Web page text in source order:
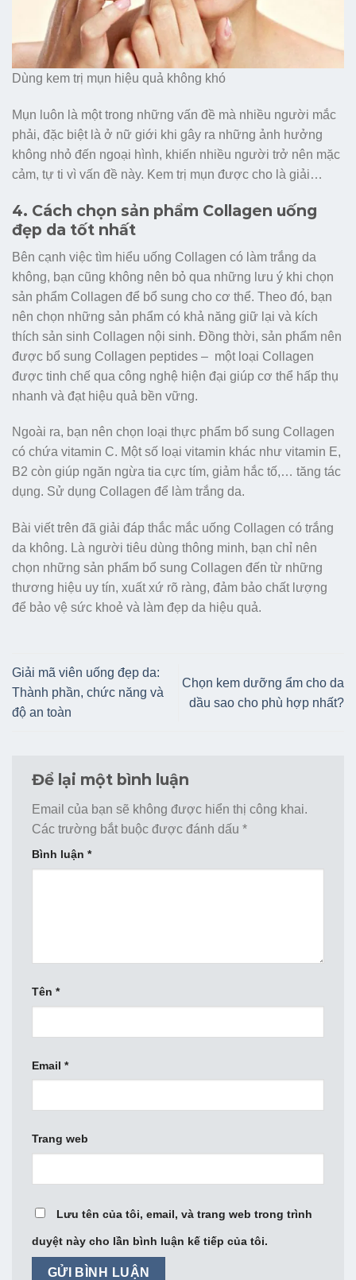
Dùng kem trị mụn hiệu quả không khó
Mụn luôn là một trong những vấn đề mà nhiều người mắc
phải, đặc biệt là ở nữ giới khi gây ra những ảnh hưởng
không nhỏ đến ngoại hình, khiến nhiều người trở nên mặc
cảm, tự ti vì vấn đề này. Kem trị mụn được cho là giải…
4. Cách chọn sản phẩm Collagen uống
đẹp da tốt nhất
Bên cạnh việc tìm hiểu uống Collagen có làm trắng da
không, bạn cũng không nên bỏ qua những lưu ý khi chọn
sản phẩm Collagen để bổ sung cho cơ thể. Theo đó, bạn
nên chọn những sản phẩm có khả năng giữ lại và kích
thích sản sinh Collagen nội sinh. Đồng thời, sản phẩm nên
được bổ sung Collagen peptides – một loại Collagen
được tinh chế qua công nghệ hiện đại giúp cơ thể hấp thụ
nhanh và đạt hiệu quả bền vững.
Ngoài ra, bạn nên chọn loại thực phẩm bổ sung Collagen
có chứa vitamin C. Một số loại vitamin khác như vitamin E,
B2 còn giúp ngăn ngừa tia cực tím, giảm hắc tố,… tăng tác
dụng. Sử dụng Collagen để làm trắng da.
Bài viết trên đã giải đáp thắc mắc uống Collagen có trắng
da không. Là người tiêu dùng thông minh, bạn chỉ nên
chọn những sản phẩm bổ sung Collagen đến từ những
thương hiệu uy tín, xuất xứ rõ ràng, đảm bảo chất lượng
để bảo vệ sức khoẻ và làm đẹp da hiệu quả.
Giải mã viên uống đẹp da:
Thành phần, chức năng và
độ an toàn
Chọn kem dưỡng ẩm cho da
dầu sao cho phù hợp nhất?
Để lại một bình luận
Email của bạn sẽ không được hiển thị công khai.
Các trường bắt buộc được đánh dấu *
Bình luận *
Tên *
Email *
Trang web
Lưu tên của tôi, email, và trang web trong trình
duyệt này cho lần bình luận kế tiếp của tôi.